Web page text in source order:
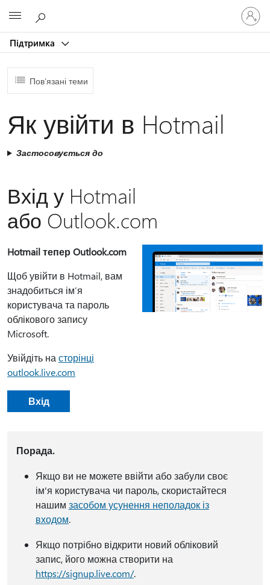
Підтримка
Увійдіть
свій
запис
Пов’язані теми
Як увійти в Hotmail
Застосовується до
Вхід у Hotmail
або Outlook.com
Hotmail тепер Outlook.com
Щоб увійти в Hotmail, вам
знадобиться ім’я
користувача та пароль
облікового запису
Microsoft.
Увійдіть на сторінці
outlook.live.com
Вхід
Порада.
Якщо ви не можете ввійти або забули своє
ім'я користувача чи пароль, скористайтеся
нашим засобом усунення неполадок із
входом.
Якщо потрібно відкрити новий обліковий
запис, його можна створити на
https://signup.live.com/.